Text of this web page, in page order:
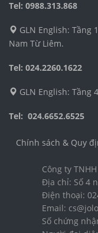
Tel: 0988.313.868
GLN English: Tầng
Nam Từ Liêm.
Tel: 024.2260.1622
GLN English: Tầng
Tel: 024.6652.6525
Chính sách & Quy
Công ty
Địa chỉ: Số 4
Điện thoại:
Email:
Số chứng